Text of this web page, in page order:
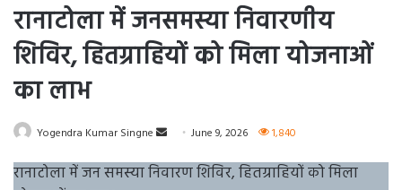
रानाटोला में जनसमस्या निवारणीय
शिविर, हितग्राहियों को मिला योजनाओं
का लाभ
Yogendra Kumar Singne
Send
email
June 9, 2026 1,840
रानाटोला में जन समस्या निवारण शिविर, हितग्राहियों को मिला